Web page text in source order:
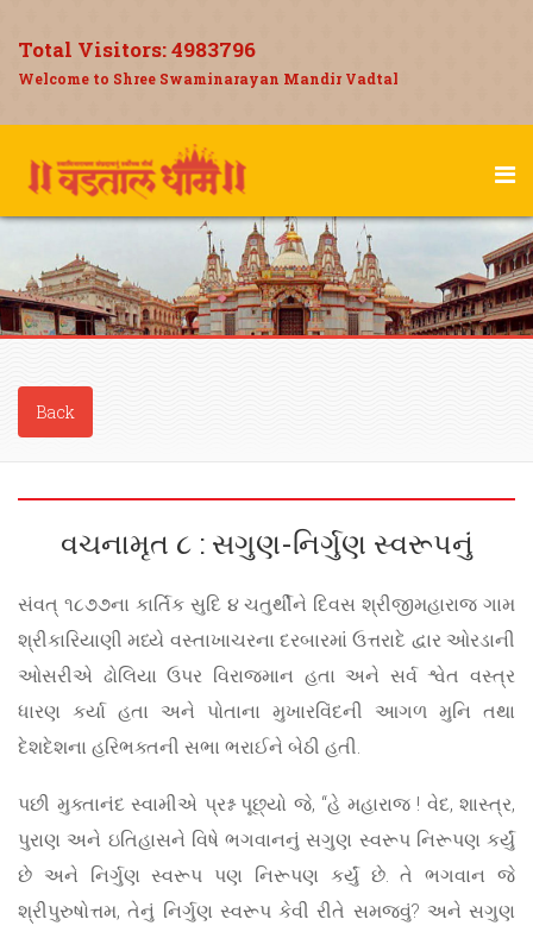
Total Visitors:4983796
Welcome to Shree Swaminarayan Mandir Vadtal
Back
વચનામૃત ૮ : સગુણ-નિર્ગુણ સ્વરૂપનું
સંવત્ ૧૮૭૭ના કાર્તિક સુદિ ૪ ચતુર્થીને દિવસ શ્રીજીમહારાજ ગામ
શ્રીકારિયાણી મધ્યે વસ્તાખાચરના દરબારમાં ઉત્તરાદે દ્વાર ઓરડાની
ઓસરીએ ઢોલિયા ઉપર વિરાજમાન હતા અને સર્વ શ્વેત વસ્ત્ર
ધારણ કર્યા હતા અને પોતાના મુખારવિંદની આગળ મુનિ તથા
દેશદેશના હરિભક્તની સભા ભરાઈને બેઠી હતી.
પછી મુક્તાનંદ સ્વામીએ પ્રશ્ન પૂછ્યો જે, “હે મહારાજ ! વેદ, શાસ્ત્ર,
પુરાણ અને ઇતિહાસને વિષે ભગવાનનું સગુણ સ્વરૂપ નિરૂપણ કર્યું
છે અને નિર્ગુણ સ્વરૂપ પણ નિરૂપણ કર્યું છે. તે ભગવાન જે
શ્રીપુરુષોત્તમ, તેનું નિર્ગુણ સ્વરૂપ કેવી રીતે સમજવું? અને સગુણ